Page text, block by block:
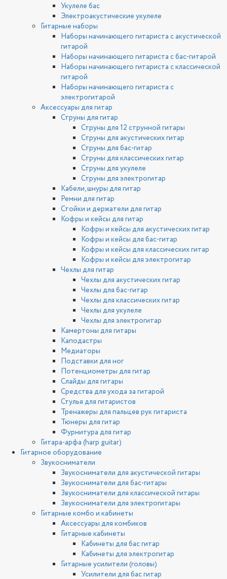
Укулеле бас
Электроакустические укулеле
Гитарные наборы
Наборы начинающего гитариста с акустической
гитарой
Наборы начинающего гитариста с бас-гитарой
Наборы начинающего гитариста с классической
гитарой
Наборы начинающего гитариста с
электрогитарой
Аксессуары для гитар
Струны для гитар
Струны для 12 струнной гитары
Струны для акустических гитар
Струны для бас-гитар
Струны для классических гитар
Струны для укулеле
Струны для электрогитар
Кабели, шнуры для гитар
Ремни для гитар
Стойки и держатели для гитар
Кофры и кейсы для гитар
Кофры и кейсы для акустических гитар
Кофры и кейсы для бас-гитар
Кофры и кейсы для классических гитар
Кофры и кейсы для электрогитар
Чехлы для гитар
Чехлы для акустических гитар
Чехлы для бас-гитар
Чехлы для классических гитар
Чехлы для укулеле
Чехлы для электрогитар
Камертоны для гитары
Каподастры
Медиаторы
Подставки для ног
Потенциометры для гитар
Слайды для гитары
Средства для ухода за гитарой
Стулья для гитаристов
Тренажеры для пальцев рук гитариста
Тюнеры для гитар
Фурнитура для гитар
Гитара-арфа (harp guitar)
Гитарное оборудование
Звукосниматели
Звукосниматели для акустической гитары
Звукосниматели для бас-гитары
Звукосниматели для классической гитары
Звукосниматели для электрогитары
Гитарные комбо и кабинеты
Аксессуары для комбиков
Гитарные кабинеты
Кабинеты для бас гитар
Кабинеты для электрогитар
Гитарные усилители (головы)
Усилители для бас гитар